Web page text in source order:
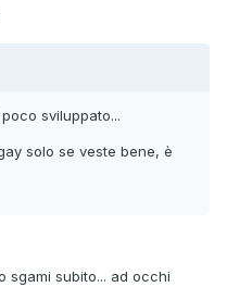
sviluppato...
solo se veste bene, è
sgami subito... ad occhi